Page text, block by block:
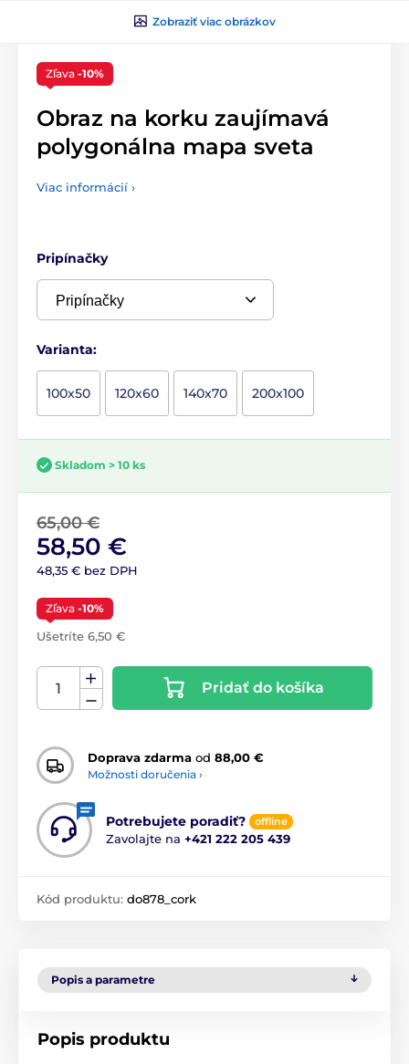
Zobraziť viac obrázkov
Zľava -10%
Obraz na korku zaujímavá
polygonálna mapa sveta
Viac informácií ›
Pripínačky
Varianta:
100x50 120x60 140x70 200x100
Skladom > 10 ks
65,00 €
58,50 €
48,35 € bez DPH
Zľava -10%
Ušetríte 6,50 €
Pridať do košíka
Doprava zdarma od 88,00 €
Možnosti doručenia ›
Potrebujete poradiť? offline
Zavolajte na +421 222 205 439
Kód produktu: do878_cork
Popis a parametre
Popis produktu